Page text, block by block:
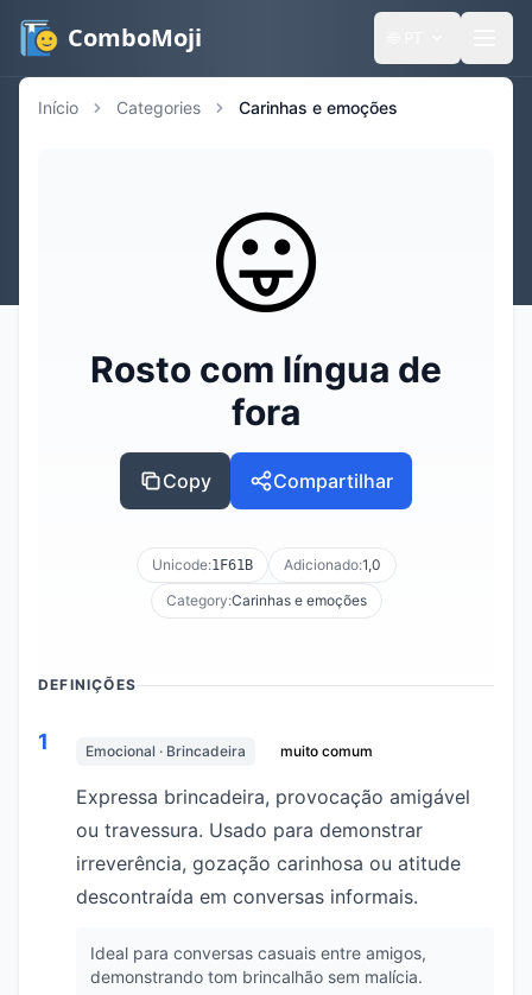
ComboMoji
Início Categories Carinhas e emoções
😛
Rosto com língua de
fora
Copy Compartilhar
Unicode:1F61B Adicionado:1,0
Category:Carinhas e emoções
DEFINIÇÕES
1 Emocional · Brincadeira muito comum
Expressa brincadeira, provocação amigável
ou travessura. Usado para demonstrar
irreverência, gozação carinhosa ou atitude
descontraída em conversas informais.
Ideal para conversas casuais entre amigos,
demonstrando tom brincalhão sem malícia.